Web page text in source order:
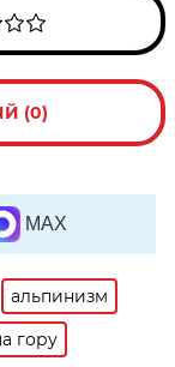
(0)
MAX
альпинизм
гору